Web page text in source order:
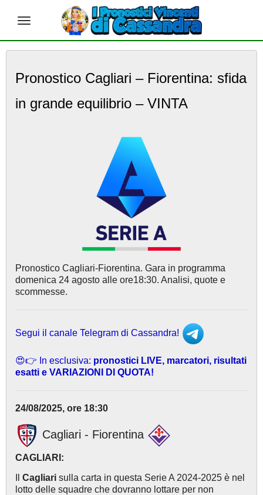
Pronostico Cagliari – Fiorentina: sfida
in grande equilibrio – VINTA
Pronostico Cagliari-Fiorentina. Gara in programma
domenica 24 agosto alle ore18:30. Analisi, quote e
scommesse.
Segui il canale Telegram di Cassandra!
😍👉 In esclusiva: pronostici LIVE, marcatori, risultati
esatti e VARIAZIONI DI QUOTA!
24/08/2025, ore 18:30
Cagliari - Fiorentina
CAGLIARI:
Cagliari sulla carta in questa Serie A 2024-2025 è nel
lotto delle squadre che dovranno lottare per non